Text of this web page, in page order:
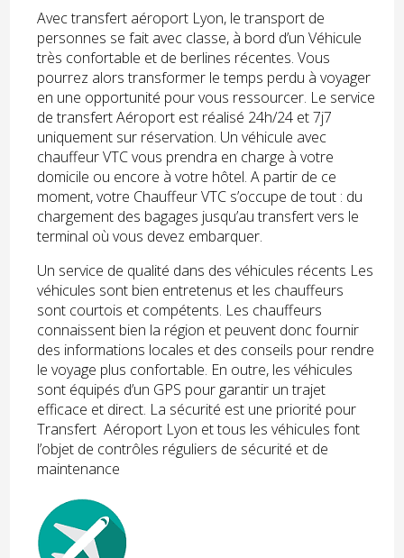
Avec transfert aéroport Lyon, le transport de
personnes se fait avec classe, à bord d’un Véhicule
très confortable et de berlines récentes. Vous
pourrez alors transformer le temps perdu à voyager
en une opportunité pour vous ressourcer. Le service
de transfert Aéroport est réalisé 24h/24 et 7j7
uniquement sur réservation. Un véhicule avec
chauffeur VTC vous prendra en charge à votre
domicile ou encore à votre hôtel. A partir de ce
moment, votre Chauffeur VTC s’occupe de tout : du
chargement des bagages jusqu’au transfert vers le
terminal où vous devez embarquer.
Un service de qualité dans des véhicules récents Les
véhicules sont bien entretenus et les chauffeurs
sont courtois et compétents. Les chauffeurs
connaissent bien la région et peuvent donc fournir
des informations locales et des conseils pour rendre
le voyage plus confortable. En outre, les véhicules
sont équipés d’un GPS pour garantir un trajet
efficace et direct. La sécurité est une priorité pour
Transfert Aéroport Lyon et tous les véhicules font
l’objet de contrôles réguliers de sécurité et de
maintenance